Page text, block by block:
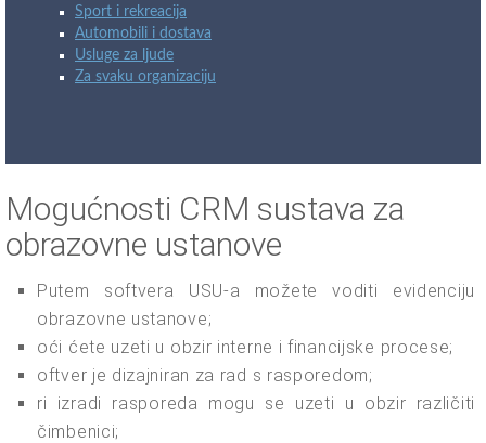
Sport i rekreacija
Automobili i dostava
Usluge za ljude
Za svaku organizaciju
Mogućnosti CRM sustava za
obrazovne ustanove
Putem softvera USU-a možete voditi evidenciju
obrazovne ustanove;
oći ćete uzeti u obzir interne i financijske procese;
oftver je dizajniran za rad s rasporedom;
ri izradi rasporeda mogu se uzeti u obzir različiti
čimbenici;